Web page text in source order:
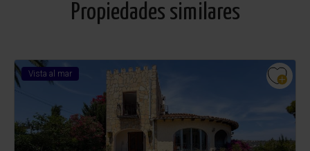
Propiedades similares
Vista al mar